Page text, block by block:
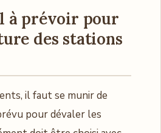
à prévoir pour
des stations
il faut se munir de
pour dévaler les